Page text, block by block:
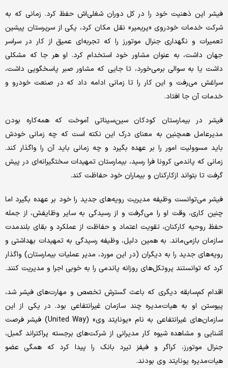
فیشر این ذهنیت خود را در کل دوران شغلی‌‌‌اش حفظ کرد. زمانی که به
شرکت خدمات خودروی «پریمیر» نقل مکان کرد، یکی از سرپرستان پیشین
تعمیرات و نگهداری جنرال موتورز را که تجربه‌‌‌ای عمیق از کار در سراسر
جهان داشت، به عنوان مشاور خود استخدام کرد. او هر جا که مشکلی
داشت یا به سوالی برمی‌‌‌خورد، تا جایی که مشاور صبر پاسخگویی داشت،
سراغش می‌‌‌رفت و این کار را تا زمانی ادامه داد که در صنعت خودرو و
خدمات آن جا افتاد.
فیشر در بیمارستان کودکان سین‌‌‌سیناتی آموخت که همه‌‌‌کاره بودن
مدیرعامل همچنین به معنای درک این نکته است که چه زمانی خودش
باید مسوولیت امور را بر عهده بگیرد و چه زمانی باید آن را واگذار کند.
زمانی که پاندمی کرونا فرا رسید، بیمارستان تمهیدات سختگیرانه‌‌‌ای در پیش
گرفت تا بتواند ازکارکنان و بیماران خود حفاظت کند.
فیشر می‌توانست وظیفه مدیریت رویه‌‌‌های جدید را خود بر عهده بگیرد اما
چنین کاری، وقت او را می‌‌‌گرفت و از رسیدگی به سایر وظایفش، از جمله
حفظ روحیه کارکنان، تقویت اعتماد و حفاظت از عملکرد و بقای بلندمدت
سازمان بازمی‌‌‌ماند. به همین دلیل، وظیفه رسیدگی به تمهیدات بهداشتی و
رویه‌‌‌های جدید را به دیگران (در این مورد، مدیر عملیات بیمارستان) واگذار
کرد که توانستند پروتکل‌‌‌های روزانه پاندمی را به خوبی اجرا و مدیریت کنند.
اقدام کم‌‌‌سابقه دیگری که باعث گسترش تخصص و مهارت‌‌‌های فیشر شد،
پیوستن او به هیات‌مدیره چند سازمان غیرانتفاعی بود. در یکی از این
سازمان‌های غیرانتفاعی به نام «یونایتد وی» (United Way) فیشر فرصت
آشنایی و مشاهده شیوه کار مدیرانی از شرکت‌های برجسته پراکتر‌اند گمبل،
جنرال موتورز، کراگر و فیفز تیرد بانک را پیدا کرد که همگی عضو
هیات‌مدیره یونایتد وی بودند.